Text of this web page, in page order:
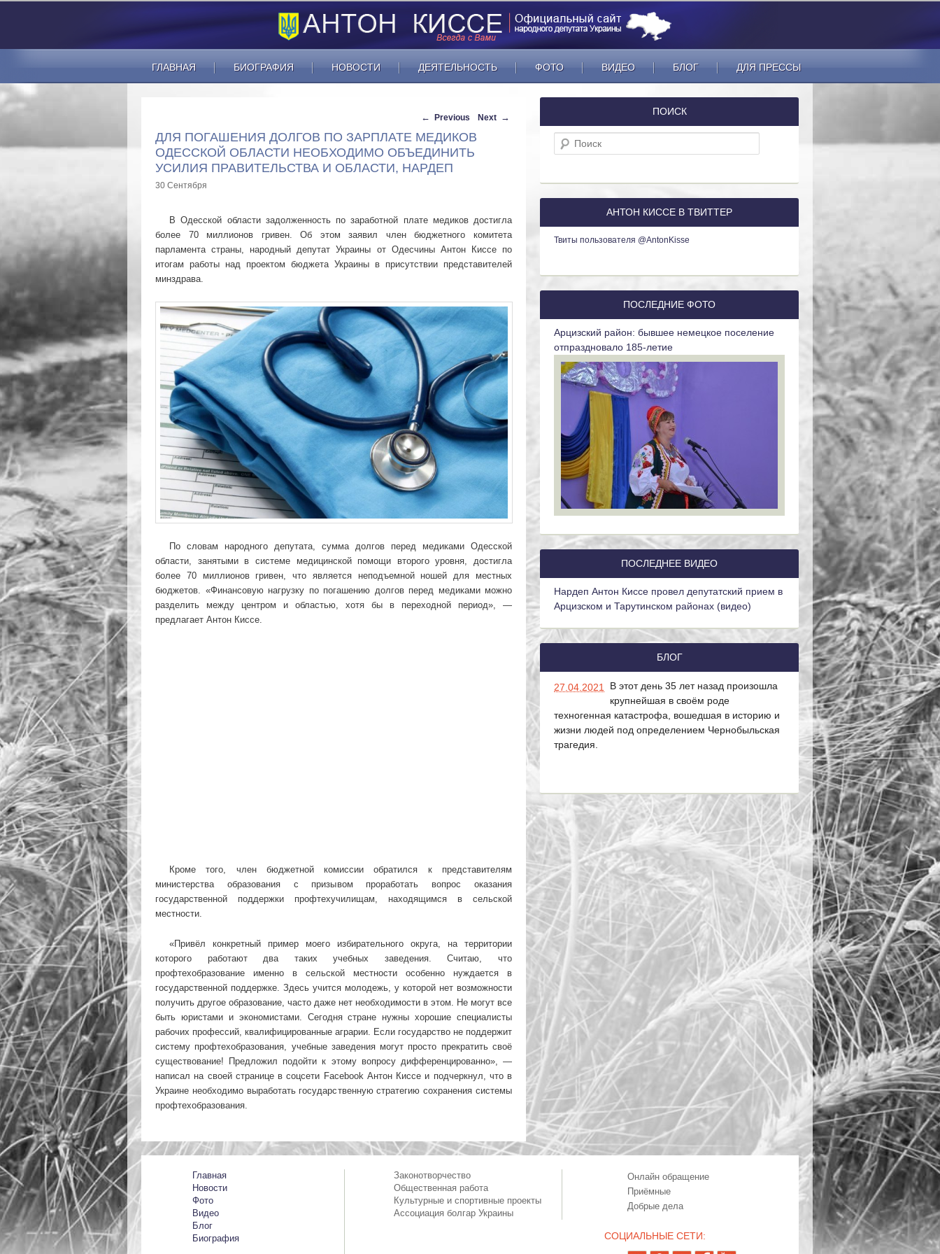
ГЛАВНАЯ БИОГРАФИЯ НОВОСТИ ДЕЯТЕЛЬНОСТЬ ФОТО ВИДЕО БЛОГ ДЛЯ ПРЕССЫ
Навигация по записям
← Previous Next →
ДЛЯ ПОГАШЕНИЯ ДОЛГОВ ПО ЗАРПЛАТЕ МЕДИКОВ
ОДЕССКОЙ ОБЛАСТИ НЕОБХОДИМО ОБЪЕДИНИТЬ
УСИЛИЯ ПРАВИТЕЛЬСТВА И ОБЛАСТИ, НАРДЕП
30 Сентября
В Одесской области задолженность по заработной плате медиков достигла
более 70 миллионов гривен. Об этом заявил член бюджетного комитета
парламента страны, народный депутат Украины от Одесчины Антон Киссе по
итогам работы над проектом бюджета Украины в присутствии представителей
минздрава.
По словам народного депутата, сумма долгов перед медиками Одесской
области, занятыми в системе медицинской помощи второго уровня, достигла
более 70 миллионов гривен, что является неподъемной ношей для местных
бюджетов. «Финансовую нагрузку по погашению долгов перед медиками можно
разделить между центром и областью, хотя бы в переходной период», —
предлагает Антон Киссе.
Кроме того, член бюджетной комиссии обратился к представителям
министерства образования с призывом проработать вопрос оказания
государственной поддержки профтехучилищам, находящимся в сельской
местности.
«Привёл конкретный пример моего избирательного округа, на территории
которого работают два таких учебных заведения. Считаю, что
профтехобразование именно в сельской местности особенно нуждается в
государственной поддержке. Здесь учится молодежь, у которой нет возможности
получить другое образование, часто даже нет необходимости в этом. Не могут все
быть юристами и экономистами. Сегодня стране нужны хорошие специалисты
рабочих профессий, квалифицированные аграрии. Если государство не поддержит
систему профтехобразования, учебные заведения могут просто прекратить своё
существование! Предложил подойти к этому вопросу дифференцированно», —
написал на своей странице в соцсети Facebook Антон Киссе и подчеркнул, что в
Украине необходимо выработать государственную стратегию сохранения системы
профтехобразования.
ПОИСК
Поиск
АНТОН КИССЕ В ТВИТТЕР
Твиты пользователя @AntonKisse
ПОСЛЕДНИЕ ФОТО
Арцизский район: бывшее немецкое поселение
отпраздновало 185-летие
ПОСЛЕДНЕЕ ВИДЕО
Нардеп Антон Киссе провел депутатский прием в
Арцизском и Тарутинском районах (видео)
БЛОГ
27.04.2021
В этот день 35 лет назад произошла
крупнейшая в своём роде
техногенная катастрофа, вошедшая в историю и
жизни людей под определением Чернобыльская
трагедия.
Главная
Новости
Фото
Видео
Блог
Биография
Законотворчество
Общественная работа
Культурные и спортивные проекты
Ассоциация болгар Украины
Онлайн обращение
Приёмные
Добрые дела
СОЦИАЛЬНЫЕ СЕТИ: